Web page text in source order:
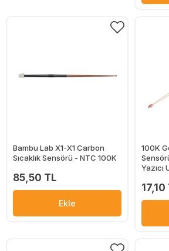
Bambu Lab X1-X1 Carbon
Sıcaklık Sensörü - NTC 100K
85,50 TL
Ekle
100K
Yazıcı
17,10